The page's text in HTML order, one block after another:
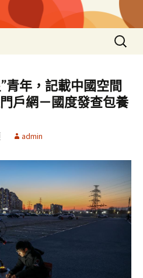
搜
尋
鍵
字:
青年，記載中國空間
戶網－國度發查包養
admin